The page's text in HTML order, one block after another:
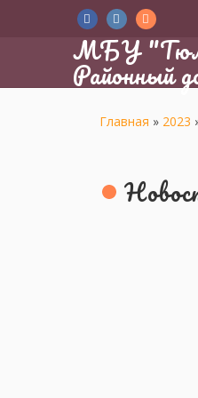
МБУ
Районный
Главная » 2023